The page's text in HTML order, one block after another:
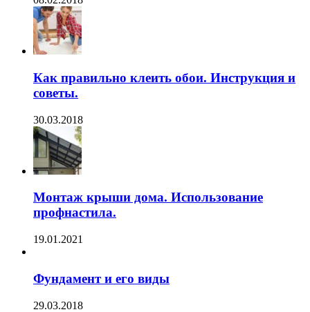
Как правильно клеить обои. Инструкция и
советы.
30.03.2018
Монтаж крыши дома. Использование
профнастила.
19.01.2021
Фундамент и его виды
29.03.2018